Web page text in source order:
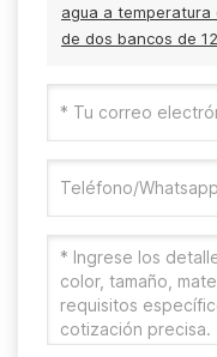
agua a
de dos bancos de